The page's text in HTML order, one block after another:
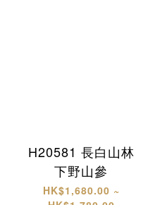
H20581 長白山林
下野山參
HK$1,680.00 ~